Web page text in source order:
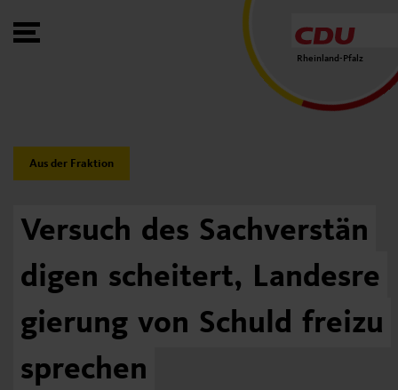
Toggle Menu
Rheinland-Pfalz
Category:
Aus der Fraktion
Versuch des Sachverstän
digen scheitert, Landesre
gierung von Schuld freizu
sprechen